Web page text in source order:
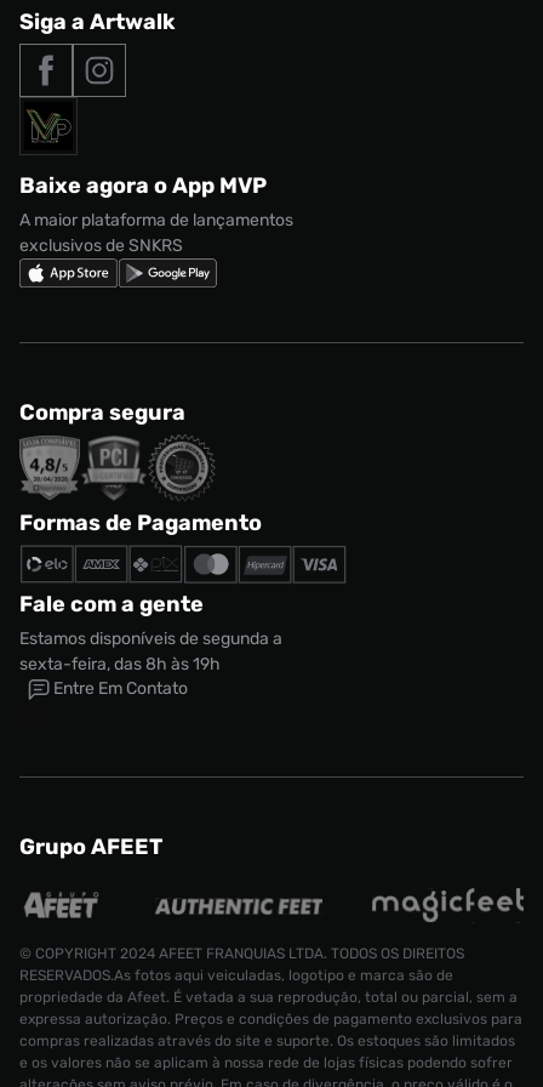
Outlet
Roupas
Acessórios
Marcas
adidas Samba
Nike Air Max
adidas Adi2000
adidas Campus
Nike Shox
Seja um franqueado
Nossas lojas
Termos de uso
Política de privacidade
Regulamento CRM/ CASHBACK
Regulamento Cupom
Central de Relacionamento
Tipos de entrega
Formas de Pagamento
Solicite seus dados
Siga a Artwalk
Baixe agora o App MVP
A maior plataforma de lançamentos
exclusivos de SNKRS
Compra segura
Formas de Pagamento
Fale com a gente
Estamos disponíveis de segunda a
sexta-feira, das 8h às 19h
Entre Em Contato
Grupo AFEET
© COPYRIGHT 2024 AFEET FRANQUIAS LTDA. TODOS OS DIREITOS
RESERVADOS.As fotos aqui veiculadas, logotipo e marca são de
propriedade da Afeet. É vetada a sua reprodução, total ou parcial, sem a
expressa autorização. Preços e condições de pagamento exclusivos para
compras realizadas através do site e suporte. Os estoques são limitados
e os valores não se aplicam à nossa rede de lojas físicas podendo sofrer